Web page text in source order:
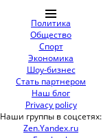
Политика
Общество
Спорт
Экономика
Шоу-бизнес
Стать партнером
Наш блог
Privacy policy
Наши группы в соцсетях:
Zen.Yandex.ru